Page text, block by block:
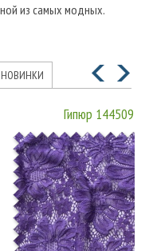
из самых модных.
НОВИНКИ
Гипюр 144509